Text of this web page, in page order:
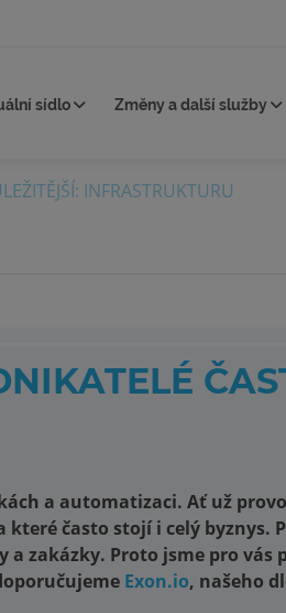
sídlo Změny a další služby
INFRASTRUKTURU
a automatizaci. Ať už
často stojí i celý byznys.
zakázky. Proto jsme pro
Exon.io, našeho